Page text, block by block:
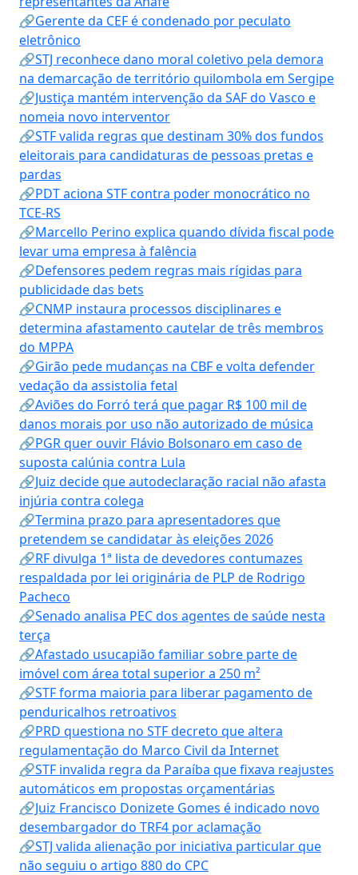
🔗Gerente da CEF é condenado por peculato
eletrônico
🔗STJ reconhece dano moral coletivo pela demora
na demarcação de território quilombola em Sergipe
🔗Justiça mantém intervenção da SAF do Vasco e
nomeia novo interventor
🔗STF valida regras que destinam 30% dos fundos
eleitorais para candidaturas de pessoas pretas e
pardas
🔗PDT aciona STF contra poder monocrático no
TCE-RS
🔗Marcello Perino explica quando dívida fiscal pode
levar uma empresa à falência
🔗Defensores pedem regras mais rígidas para
publicidade das bets
🔗CNMP instaura processos disciplinares e
determina afastamento cautelar de três membros
do MPPA
🔗Girão pede mudanças na CBF e volta defender
vedação da assistolia fetal
🔗Aviões do Forró terá que pagar R$ 100 mil de
danos morais por uso não autorizado de música
🔗PGR quer ouvir Flávio Bolsonaro em caso de
suposta calúnia contra Lula
🔗Juiz decide que autodeclaração racial não afasta
injúria contra colega
🔗Termina prazo para apresentadores que
pretendem se candidatar às eleições 2026
🔗RF divulga 1ª lista de devedores contumazes
respaldada por lei originária de PLP de Rodrigo
Pacheco
🔗Senado analisa PEC dos agentes de saúde nesta
terça
🔗Afastado usucapião familiar sobre parte de
imóvel com área total superior a 250 m²
🔗STF forma maioria para liberar pagamento de
penduricalhos retroativos
🔗PRD questiona no STF decreto que altera
regulamentação do Marco Civil da Internet
🔗STF invalida regra da Paraíba que fixava reajustes
automáticos em propostas orçamentárias
🔗Juiz Francisco Donizete Gomes é indicado novo
desembargador do TRF4 por aclamação
🔗STJ valida alienação por iniciativa particular que
não seguiu o artigo 880 do CPC